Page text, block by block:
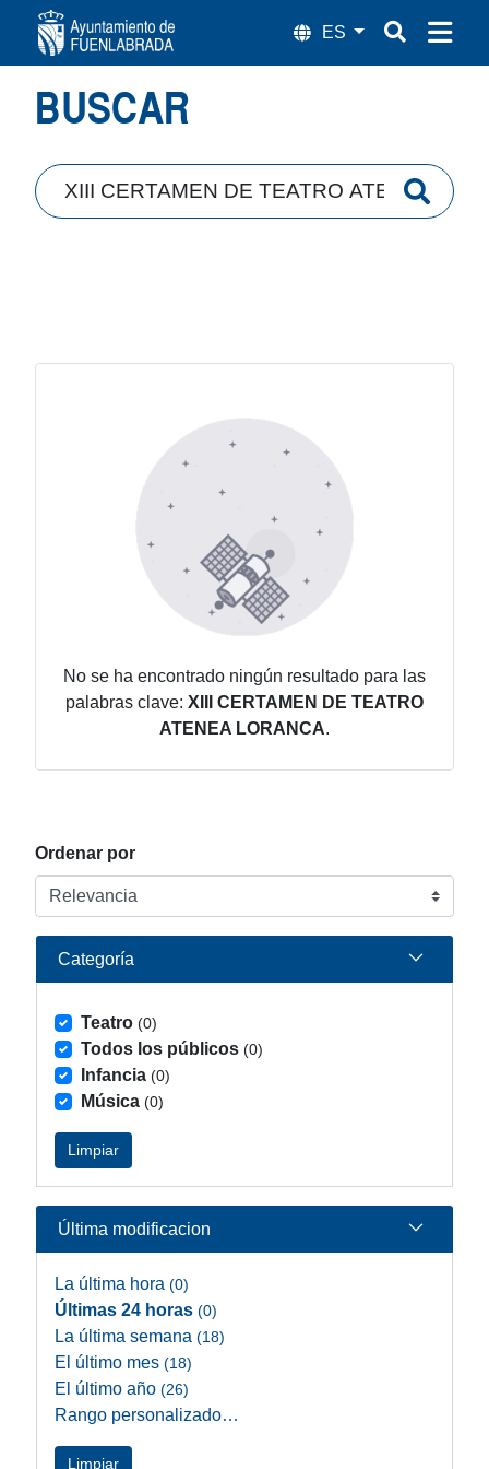
Búsqueda
BUSCAR
Ordenar por
Categoría
Teatro (0)
Todos los públicos (0)
Infancia (0)
Música (0)
Limpiar
Última modificacion
La última hora (0)
Últimas 24 horas (0)
La última semana (18)
El último mes (18)
El último año (26)
Rango personalizado…
Limpiar
No se ha encontrado ningún resultado para las
palabras clave: XIII CERTAMEN DE TEATRO
ATENEA LORANCA.